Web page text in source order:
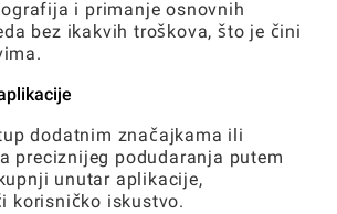
i primanje osnovnih
bez ikakvih troškova, što je čini
dodatnim značajkama ili
preciznijeg podudaranja putem
unutar aplikacije,
korisničko iskustvo.